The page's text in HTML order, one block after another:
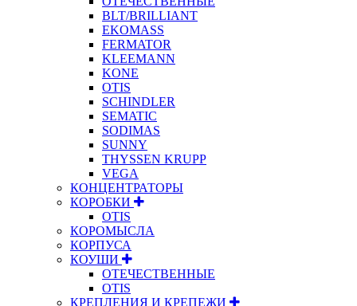
BLT/BRILLIANT
EKOMASS
FERMATOR
KLEEMANN
KONE
OTIS
SCHINDLER
SEMATIC
SODIMAS
SUNNY
THYSSEN KRUPP
VEGA
КОНЦЕНТРАТОРЫ
КОРОБКИ
OTIS
КОРОМЫСЛА
КОРПУСА
КОУШИ
ОТЕЧЕСТВЕННЫЕ
OTIS
КРЕПЛЕНИЯ И КРЕПЕЖИ